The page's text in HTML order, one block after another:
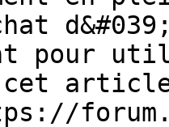
pour
cet